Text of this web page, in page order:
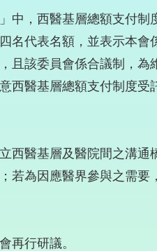
中，西醫基層總額支付制
名代表名額，並表示本會
且該委員會係合議制，為
西醫基層總額支付制度受
西醫基層及醫院間之溝通
若為因應醫界參與之需要
再行研議。